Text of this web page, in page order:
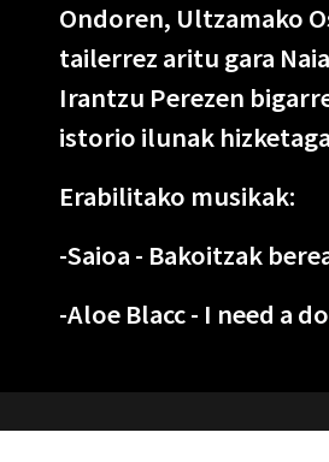
Ondoren, Ultzamako
tailerrez aritu gara
Irantzu Perezen
istorio ilunak
Erabilitako musikak:
-Saioa - Bakoitzak
-Aloe Blacc - I need a